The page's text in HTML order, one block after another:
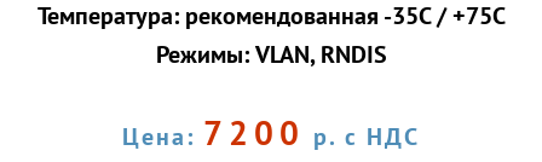
Температура: рекомендованная -35C / +75C
Режимы: VLAN, RNDIS
Цена: 7200 р. с НДС